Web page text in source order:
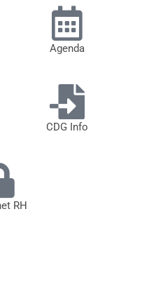
Agenda
CDG Info
RH